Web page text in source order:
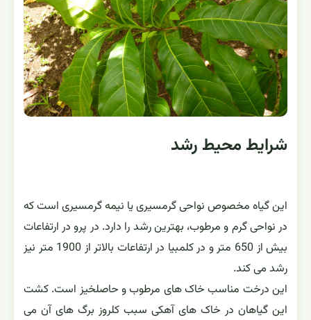
شرایط محیط رشد
این گیاه مخصوص نواحی گرمسیری یا نیمه گرمسیری است که
در نواحی گرم و مرطوب، بهترین رشد را دارد. در پرو در ارتفاعات
بیش از 650 متر و در کلمبیا در ارتفاعات بالاتر از 1900 متر نیز
رشد می کند.
این درخت مناسب خاک های مرطوب و حاصلخیز است. کشت
این گیاهان در خاک های آهکی سبب کلروز برگ های آن می